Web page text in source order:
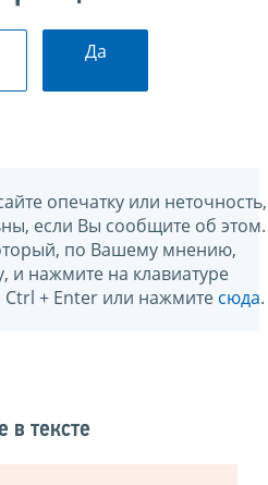
Да
опечатку или неточность,
если Вы сообщите об этом.
по Вашему мнению,
и нажмите на клавиатуре
+ Enter или нажмите сюда.
тексте